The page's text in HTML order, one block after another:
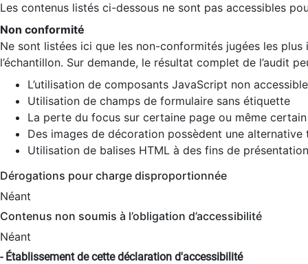
Les contenus listés ci-dessous ne sont pas accessibles
Non conformité
Ne sont listées ici que les non-conformités jugées les
l’échantillon. Sur demande, le résultat complet de l’audit
L’utilisation de composants JavaScript non
Utilisation de champs de formulaire sans étiquette
La perte du focus sur certaine page ou même
Des images de décoration possèdent une alternative
Utilisation de balises HTML à des fins de
Dérogations pour charge disproportionnée
Néant
Contenus non soumis à l’obligation d’accessibilité
Néant
- Établissement de cette déclaration d'accessibilité